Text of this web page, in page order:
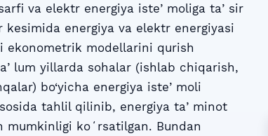
va elektr energiya isteʼmoliga taʼsir
energiya va elektr energiyasi
modellarini qurish
yillarda sohalar (ishlab chiqarish,
bo‘yicha energiya isteʼmoli
tahlil qilinib, energiya taʼminot
koʻrsatilgan. Bundan